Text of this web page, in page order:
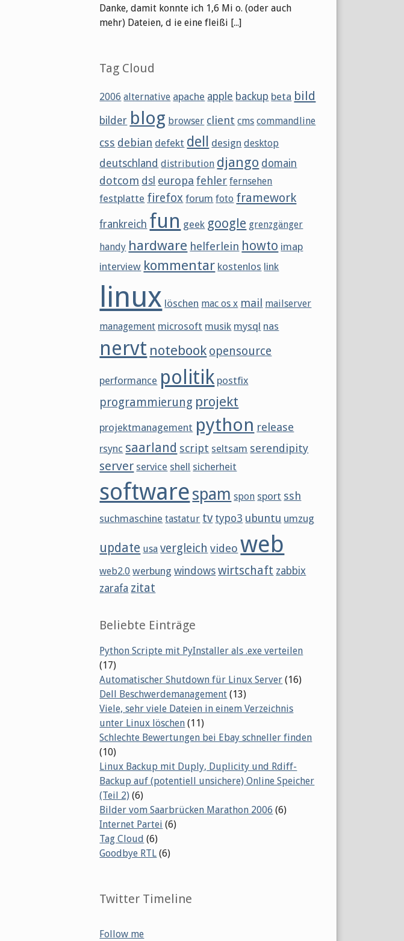
Danke, damit konnte ich 1,6 Mi o. (oder auch
mehr) Dateien, d ie eine fleißi [...]
Tag Cloud
2006 alternative apache apple backup beta bild
bilder blog browser client cms commandline
css debian defekt dell design desktop
deutschland distribution django domain
dotcom dsl europa fehler fernsehen
festplatte firefox forum foto framework
frankreich fun geek google grenzgänger
handy hardware helferlein howto imap
interview kommentar kostenlos link
linux löschen mac os x mail mailserver
management microsoft musik mysql nas
nervt notebook opensource
performance politik postfix
programmierung projekt
projektmanagement python release
rsync saarland script seltsam serendipity
server service shell sicherheit
softwarespam spon sport ssh
suchmaschine tastatur tv typo3 ubuntu umzug
update usa vergleich video web
web2.0 werbung windows wirtschaft zabbix
zarafa zitat
Beliebte Einträge
Python Scripte mit PyInstaller als .exe verteilen
(17)
Automatischer Shutdown für Linux Server (16)
Dell Beschwerdemanagement (13)
Viele, sehr viele Dateien in einem Verzeichnis
unter Linux löschen (11)
Schlechte Bewertungen bei Ebay schneller finden
(10)
Linux Backup mit Duply, Duplicity und Rdiff-
Backup auf (potentiell unsichere) Online Speicher
(Teil 2) (6)
Bilder vom Saarbrücken Marathon 2006 (6)
Internet Partei (6)
Tag Cloud (6)
Goodbye RTL (6)
Twitter Timeline
Follow me